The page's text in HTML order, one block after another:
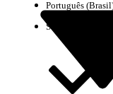
Português
Suomi